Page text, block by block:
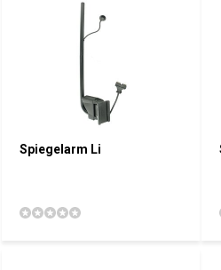
Spiegelarm Li